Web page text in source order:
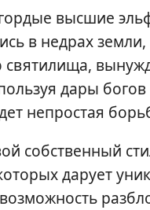
высшие
в недрах
святилища,
дары
непростая
собственный
дарует